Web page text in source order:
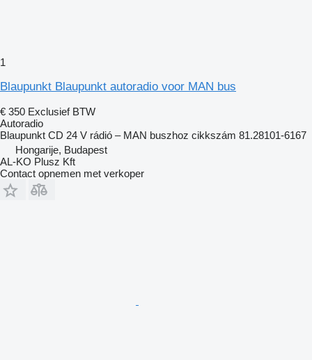
1
Blaupunkt Blaupunkt autoradio voor MAN bus
€ 350 Exclusief BTW
Autoradio
Blaupunkt CD 24 V rádió – MAN buszhoz cikkszám 81.28101-6167
Hongarije, Budapest
AL-KO Plusz Kft
Contact opnemen met verkoper